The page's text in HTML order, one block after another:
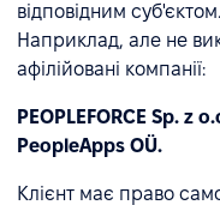
відповідним суб'єктом.
Наприклад, але не
афілійовані компанії:
PEOPLEFORCE Sp. z
PeopleApps OÜ.
Клієнт має право